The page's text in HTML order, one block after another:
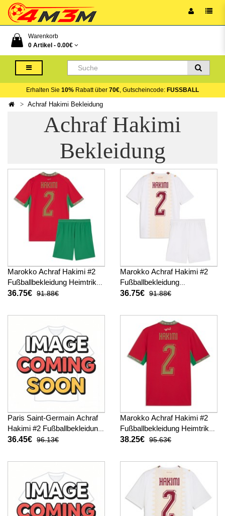
Warenkorb
0 Artikel - 0.00€
Erhalten Sie 10% Rabatt über 70€, Gutscheincode: FUSSBALL
Achraf Hakimi Bekleidung
Achraf Hakimi
Bekleidung
Marokko Achraf Hakimi #2
Fußballbekleidung Heimtrikot
Kinder WM 2026 Kurzarm (+
36.75€ 91.88€
Marokko Achraf Hakimi #2
Fußballbekleidung
Auswärtstrikot Kinder WM
hosen)
36.75€ 91.88€
Paris Saint-Germain Achraf
Hakimi #2 Fußballbekleidung
Heimtrikot Kinder 2026-27
36.45€ 96.13€
Marokko Achraf Hakimi #2
Fußballbekleidung Heimtrikot
WM 2026 Kurzarm
38.25€ 95.63€